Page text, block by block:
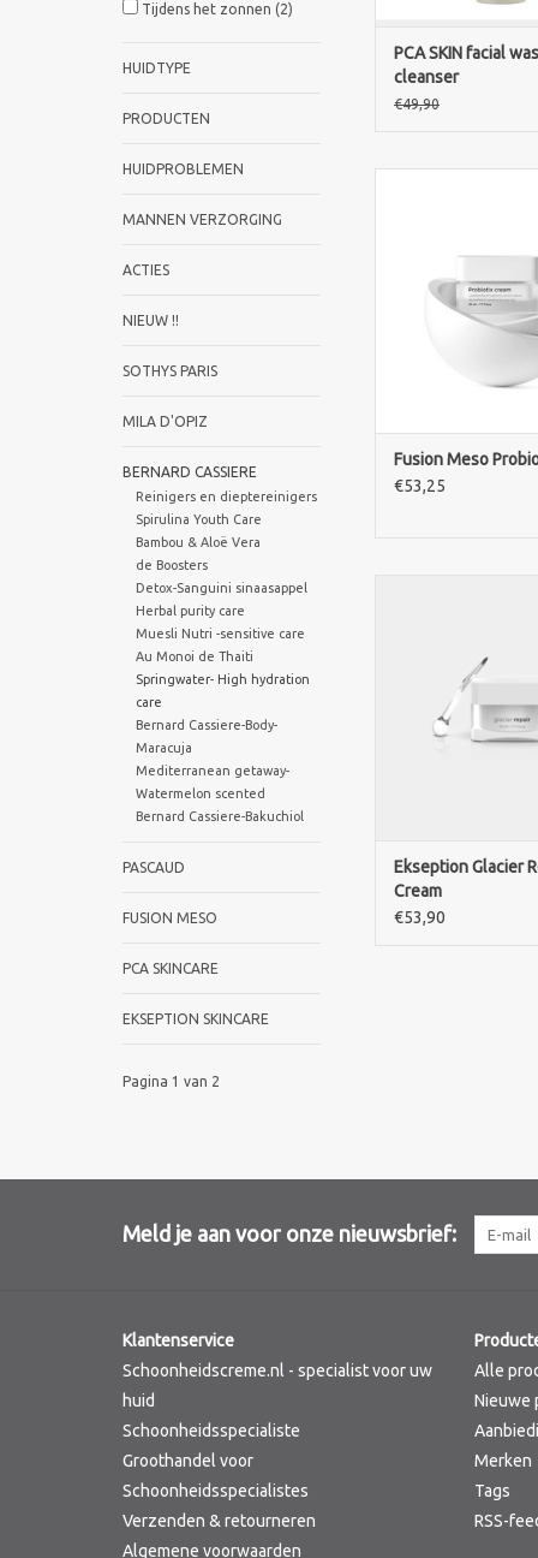
Tijdens het zonnen (2)
HUIDTYPE
PRODUCTEN
HUIDPROBLEMEN
MANNEN VERZORGING
ACTIES
NIEUW !!
SOTHYS PARIS
MILA D'OPIZ
BERNARD CASSIERE
Reinigers en dieptereinigers
Spirulina Youth Care
Bambou & Aloë Vera
de Boosters
Detox-Sanguini sinaasappel
Herbal purity care
Muesli Nutri -sensitive care
Au Monoi de Thaiti
Springwater- High hydration
care
Bernard Cassiere-Body-
Maracuja
Mediterranean getaway-
Watermelon scented
Bernard Cassiere-Bakuchiol
PASCAUD
FUSION MESO
PCA SKINCARE
EKSEPTION SKINCARE
PCA SKIN facial
cleanser
€49,90
rosacea-gevoelige
hydrateert en
TOEVOEGEN AAN
Fusion Meso
€53,25
Ideaal voor de
gemengde,
huid.
TOEVOEGEN AAN
Ekseption Glacier
Cream
€53,90
Pagina 1 van 2
Meld je aan voor onze nieuwsbrief:
Klantenservice
Schoonheidscreme.nl - specialist voor uw
huid
Schoonheidsspecialiste
Groothandel voor
Schoonheidsspecialistes
Verzenden & retourneren
Algemene voorwaarden
Alle
Nieuwe
Merken
Tags
RSS-